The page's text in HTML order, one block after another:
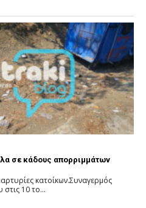
σε κάδους απορριμμάτων
κατοίκων.Συναγερμός
10 το...